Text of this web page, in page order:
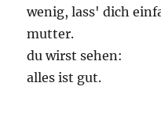
wenig, lass' dich
mutter.
du wirst sehen:
alles ist gut.